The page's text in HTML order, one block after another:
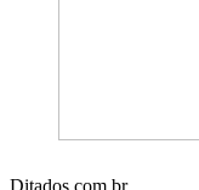
Ditados.com.br